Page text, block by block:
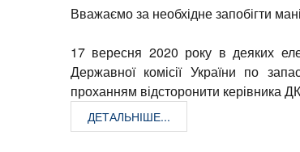
Вважаємо за необхідне запобігти
17 вересня 2020 року в деяких
Державної комісії України по
проханням відсторонити керівника
ДЕТАЛЬНІШЕ...